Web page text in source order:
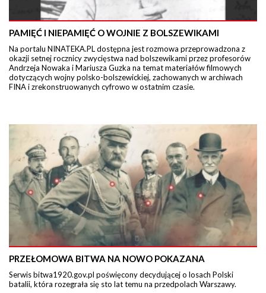
PAMIĘĆ I NIEPAMIĘĆ O WOJNIE Z BOLSZEWIKAMI
Na portalu NINATEKA.PL dostępna jest rozmowa przeprowadzona z
okazji setnej rocznicy zwycięstwa nad bolszewikami przez profesorów
Andrzeja Nowaka i Mariusza Guzka na temat materiałów filmowych
dotyczących wojny polsko-bolszewickiej, zachowanych w archiwach
FINA i zrekonstruowanych cyfrowo w ostatnim czasie.
PRZEŁOMOWA BITWA NA NOWO POKAZANA
Serwis bitwa1920.gov.pl poświęcony decydującej o losach Polski
batalii, która rozegrała się sto lat temu na przedpolach Warszawy.